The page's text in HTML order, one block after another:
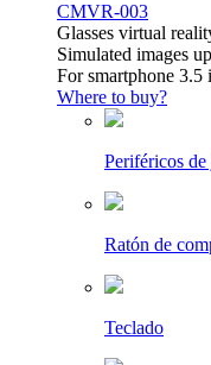
CMVR-003
Glasses virtual
Simulated images
For smartphone 3.5
Where to buy?
Periféricos de
Ratón de
Teclado